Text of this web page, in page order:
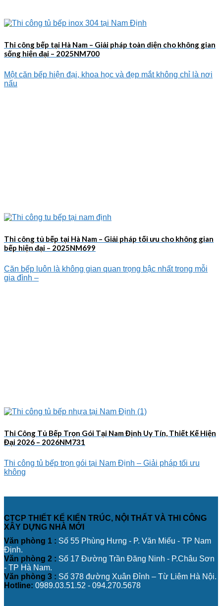
Thi công bếp tại Hà Nam – Giải pháp toàn diện cho không gian
sống hiện đại – 2025NM700
Một căn bếp hiện đại, khoa học và đẹp mắt không chỉ là nơi
nấu
Thi công tủ bếp tại Hà Nam – Giải pháp tối ưu cho không gian
bếp hiện đại – 2025NM699
Căn bếp luôn là không gian quan trọng bậc nhất trong mỗi
gia đình –
Thi Công Tủ Bếp Trọn Gói Tại Nam Định Uy Tín, Thiết Kế Hiện
Đại 2026 – 2026NM731
Thi công tủ bếp trọn gói tại Nam Định – Giải pháp tối ưu
không
CTCP THIẾT KẾ KIẾN TRÚC, NỘI THẤT VÀ THI CÔNG
XÂY DỰNG NHÀ MỚI
Văn phòng 1 : Số 55 Phùng Hưng - P. Văn Miếu - TP Nam
Định.
Văn phòng 2 : Số 17 Đường Trần Đăng Ninh - P.Châu Sơn
- TP Hà Nam.
Văn phòng 3 : Số 378 đường Xuân Đỉnh – Từ Liêm Hà Nội.
Hotline: 0989.03.51.52 - 094.270.5678